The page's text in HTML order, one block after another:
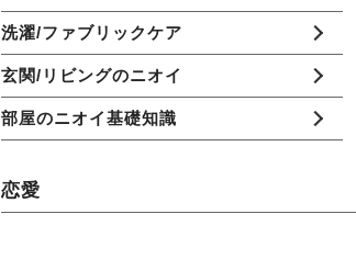
洗濯/ファブリックケア
玄関/リビングのニオイ
部屋のニオイ基礎知識
恋愛